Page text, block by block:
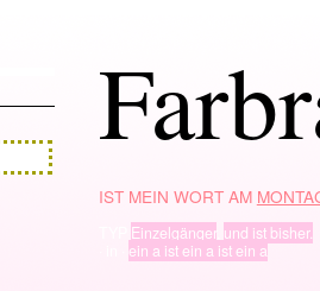
IST MEIN WORT AM
Einzelgänger, und ist bisher.
ein a ist ein a ist ein a